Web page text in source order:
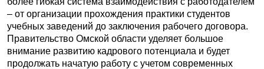
– от организации прохождения практики студентов
учебных заведений до заключения рабочего договора.
Правительство Омской области уделяет большое
внимание развитию кадрового потенциала и будет
продолжать начатую работу с учетом современных